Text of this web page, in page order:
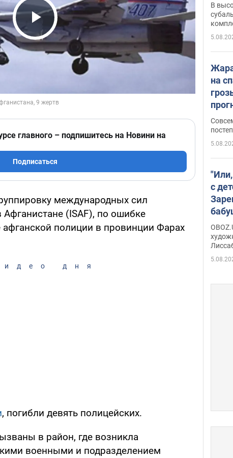
Play Video
главного – подпишитесь на Новини на
Подписаться
международных сил
Афганистане (ISAF), по ошибке
афганской полиции в провинции Фарах
дня
, погибли девять полицейских.
в район, где возникла
военными и подразделением
В
на
с
сына